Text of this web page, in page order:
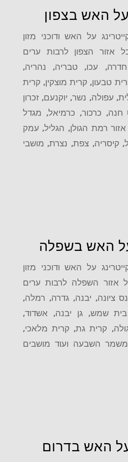
על האש בצפון
על האש ודוכני מזון
אזור הצפון לרבות ערים
עכו, טבריה, נהריה,
טבעון, קרית מוצקין, קרית
עפולה, נשר, יוקנעם, זכרון
חנה, כרכור, כרמיאל, מגדל
רמת הגולן, הגליל, עמק
קיסריה, צפת, נצרת, מושבי
על האש בשפלה
על האש ודוכני מזון
אזור השפלה לרבות ערים
נס ציונה, יבנה, גדרה, רמלה,
בית שמש, גן יבנה, אשדוד,
קרית גת, קרית מלאכי,
משמר השבעה ועוד מושבים
על האש בדרום